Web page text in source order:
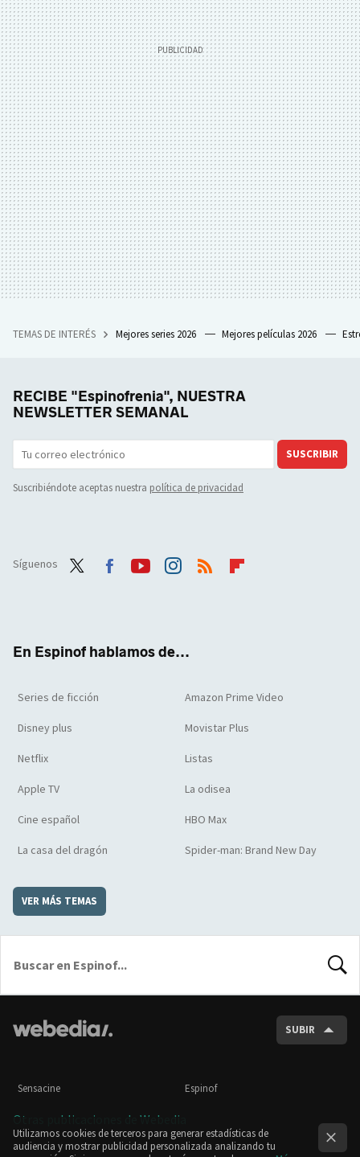
TEMAS DE INTERÉS Mejores series 2026 Mejores películas 2026
RECIBE "Espinofrenia", NUESTRA
NEWSLETTER SEMANAL
SUSCRIBIR
Suscribiéndote aceptas nuestra política de privacidad
Síguenos
En Espinof hablamos de...
Series de ficción Amazon Prime Video
Disney plus Movistar Plus
Netflix Listas
Apple TV La odisea
Cine español HBO Max
La casa del dragón Spider-man: Brand New Day
VER MÁS TEMAS
SUBIR
Sensacine Espinof
Otras publicaciones de Webedia
Utilizamos cookies de terceros para generar estadísticas de
audiencia y mostrar publicidad personalizada analizando tu